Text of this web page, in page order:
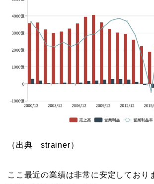
（出典 strainer）
ここ最近の業績は非常に安定しており